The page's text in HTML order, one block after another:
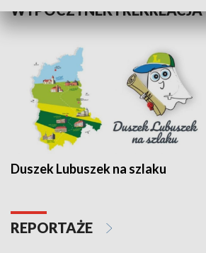
WYPOCZYNEK I REKREACJA
Duszek Lubuszek na szlaku
REPORTAŻE